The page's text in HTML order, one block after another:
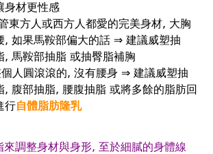
身材更性感
東方人或西方人都愛的完美身材, 大胸
, 如果馬鞍部偏大的話 ⇒ 建議威塑抽
, 馬鞍部抽脂 或抽臀脂補胸
人圓滾滾的, 沒有腰身 ⇒ 建議威塑抽
, 腹部抽脂, 腰腹抽脂 或將多餘的脂肪回
行自體脂肪隆乳
調整身材與身形, 至於細膩的身體線